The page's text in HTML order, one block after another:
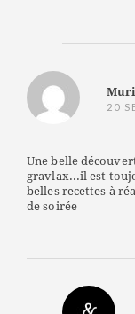
20
Une belle
gravlax...il est
belles recettes à
de soirée